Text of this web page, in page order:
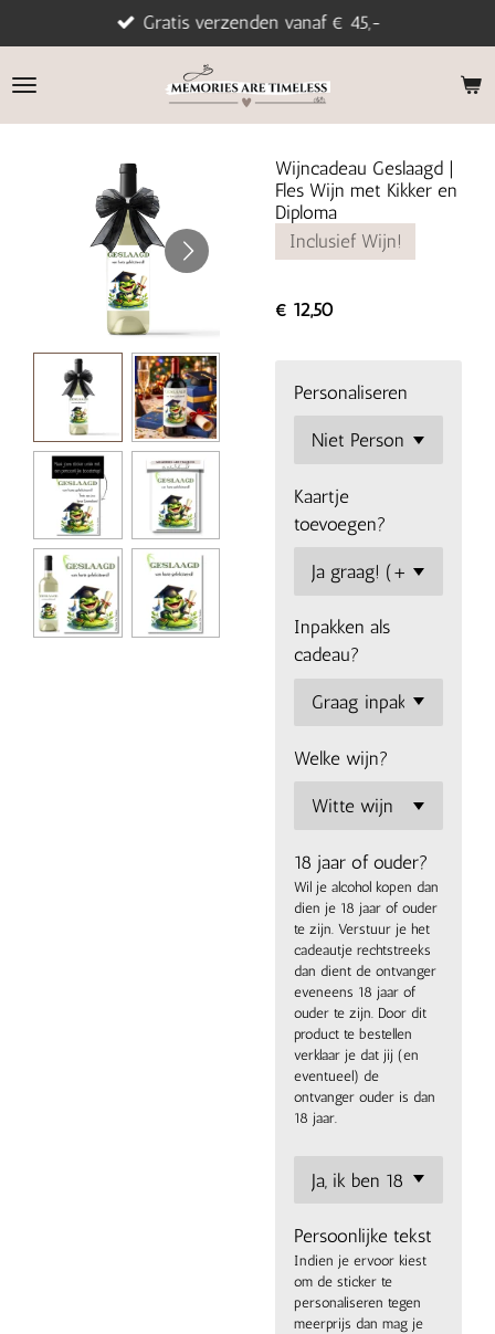
direct
naar
Gratis verzenden vanaf € 45,-
Wijncadeau Geslaagd |
Fles Wijn met Kikker en
Diploma
Inclusief Wijn!
€ 12,50
Personaliseren
Kaartje
toevoegen?
Inpakken als
cadeau?
Welke wijn?
18 jaar of ouder?
Wil je alcohol kopen dan
dien je 18 jaar of ouder
te zijn. Verstuur je het
cadeautje rechtstreeks
dan dient de ontvanger
eveneens 18 jaar of
ouder te zijn. Door dit
product te bestellen
verklaar je dat jij (en
eventueel) de
ontvanger ouder is dan
18 jaar.
Persoonlijke tekst
Indien je ervoor kiest
om de sticker te
personaliseren tegen
meerprijs dan mag je